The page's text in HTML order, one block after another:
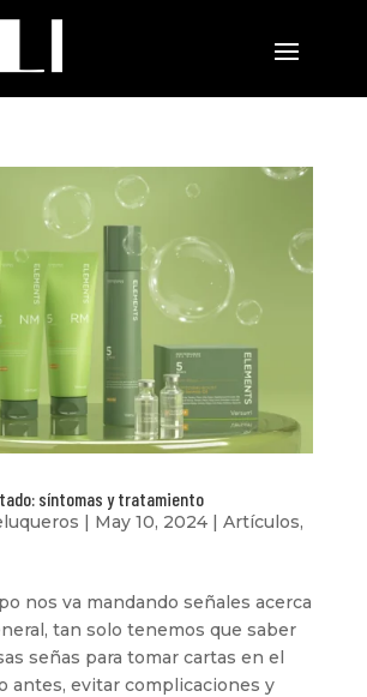
síntomas y tratamiento
| May 10, 2024| Artículos,
nos va mandando señales acerca
tan solo tenemos que saber
señas para tomar cartas en el
antes, evitar complicaciones y